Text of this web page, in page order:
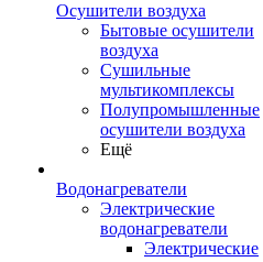
Осушители воздуха
Бытовые осушители
воздуха
Сушильные
мультикомплексы
Полупромышленные
осушители воздуха
Ещё
Водонагреватели
Электрические
водонагреватели
Электрические